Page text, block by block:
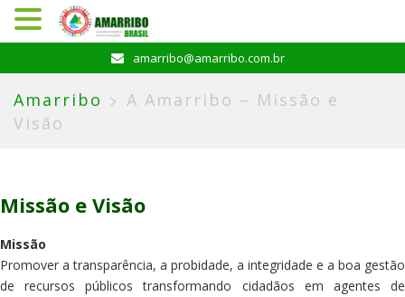
para
o
conteúdo
amarribo@amarribo.com.br
Amarribo > A Amarribo – Missão e
Visão
Missão e Visão
Missão
Promover a transparência, a probidade, a integridade e a boa gestão
de recursos públicos transformando cidadãos em agentes de